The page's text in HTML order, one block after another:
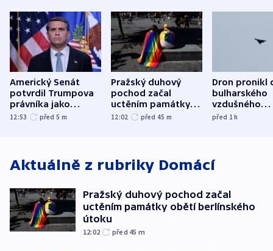
Americký Senát
potvrdil Trumpova
právníka jako
ministra
12:53 před 5 m
Pražský duhový
pochod začal
uctěním památky
obětí berlínského
12:02 před 45 m
Dron pronikl
bulharského
vzdušného
prostoru,
před 1h
Aktuálně z rubriky Domácí
Pražský duhový pochod začal
uctěním památky obětí berlínského
útoku
12:02 před 45 m